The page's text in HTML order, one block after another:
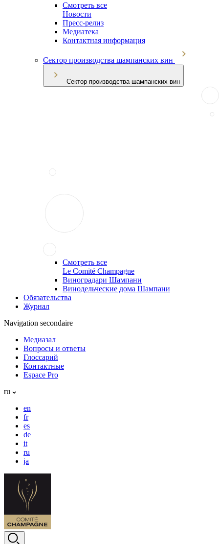
Смотреть все
Новости
Пресс-релиз
Медиатека
Контактная информация
Сектор производства шампанских вин
Сектор производства шампанских вин
Смотреть все
Le Comité Champagne
Виноградари Шампани
Винодельческие дома Шампани
Обязательства
Журнал
Navigation secondaire
Медиазал
Вопросы и ответы
Глоссарий
Контактные
Espace Pro
ru
en
fr
es
de
it
ru
ja